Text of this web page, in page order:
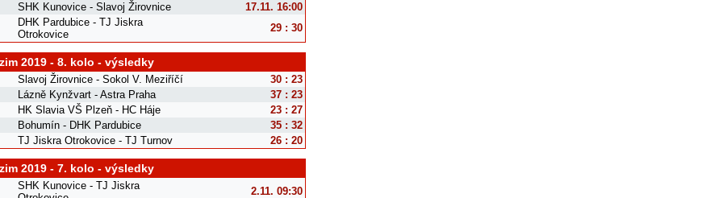
SHK Kunovice - Slavoj Žirovnice
17.11. 16:00
DHK Pardubice - TJ Jiskra
Otrokovice
29 : 30
2019 - 8. kolo - výsledky
Slavoj Žirovnice - Sokol V. Meziříčí
30 : 23
Lázně Kynžvart - Astra Praha
37 : 23
HK Slavia VŠ Plzeň - HC Háje
23 : 27
Bohumín - DHK Pardubice
35 : 32
TJ Jiskra Otrokovice - TJ Turnov
26 : 20
2019 - 7. kolo - výsledky
SHK Kunovice - TJ Jiskra
2.11. 09:30